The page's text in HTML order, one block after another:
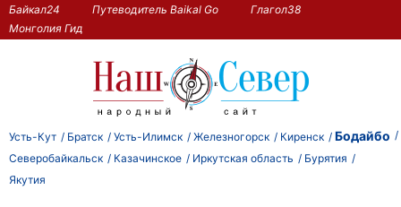
Байкал24 Путеводитель Baikal Go
Глагол38
Монголия Гид
Усть-Кут Братск Усть-Илимск Железногорск Киренск Бодайбо
Северобайкальск Казачинское Иркутская область
Бурятия
Якутия